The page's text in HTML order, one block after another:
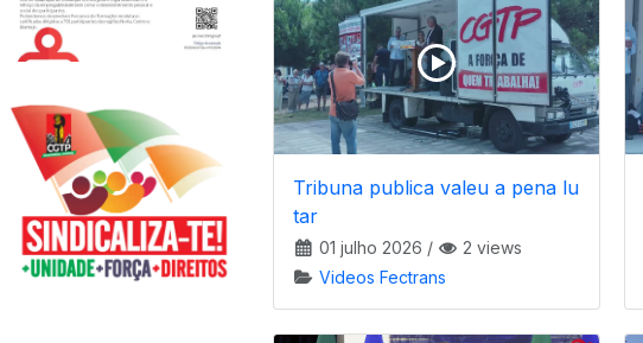
Tribuna publica valeu a pena lu
tar
01 julho 2026 /
2 views
Videos Fectrans